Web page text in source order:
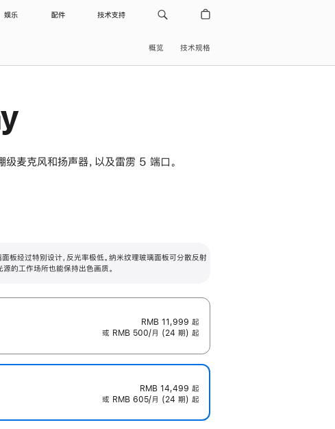
娱乐 配件 技术支持
概览 技术规格
麦克风和扬声器，以及雷雳 5 端口。
板经过特别设计，反光率极低。纳米纹理玻璃面板可分散反射
源的工作场所也能保持出色画质。
RMB 11,999 起
或 RMB 500/月 (24 期) 起
RMB 14,499 起
或 RMB 605/月 (24 期) 起